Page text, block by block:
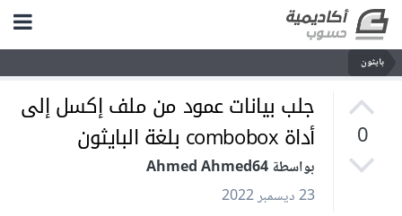
بايثون
0
جلب بيانات عمود من ملف إكسل إلى
أداة combobox بلغة البايثون
بواسطة Ahmed Ahmed64
23 ديسمبر 2022